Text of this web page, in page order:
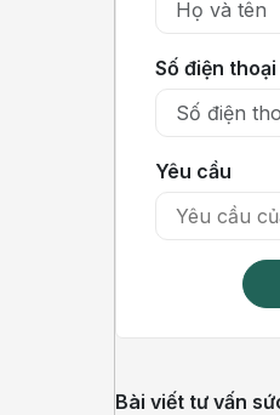
Số điện
Yêu cầu
Bài viết tư vấn